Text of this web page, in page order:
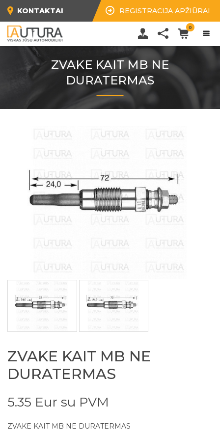
KONTAKTAI REGISTRACIJA APŽIŪRAI
0
ZVAKE KAIT MB NE
DURATERMAS
ZVAKE KAIT MB NE
DURATERMAS
5.35 Eur su PVM
ZVAKE KAIT MB NE DURATERMAS